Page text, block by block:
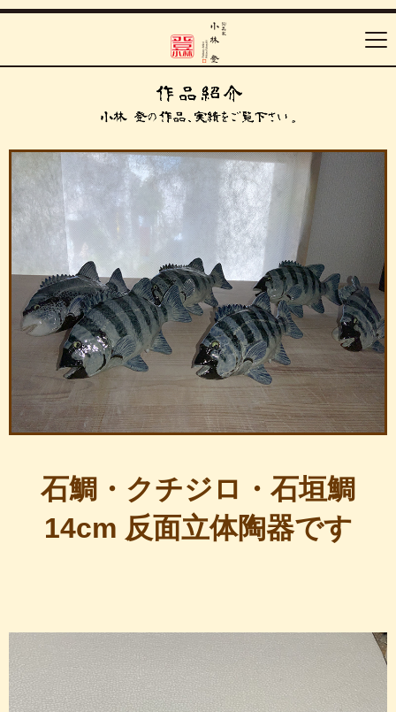
石鯛・クチジロ・石垣鯛
14cm 反面立体陶器です